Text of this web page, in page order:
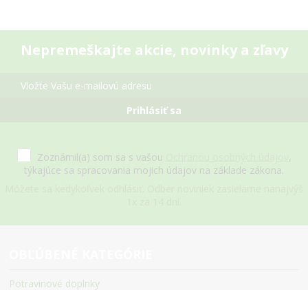
Nepremeškajte akcie, novinky a zľavy
Prihlásiť sa
Zoznámil(a) som sa s vašou
,
týkajúce sa spracovania mojich údajov na základe zákona.
Potravinové doplnky